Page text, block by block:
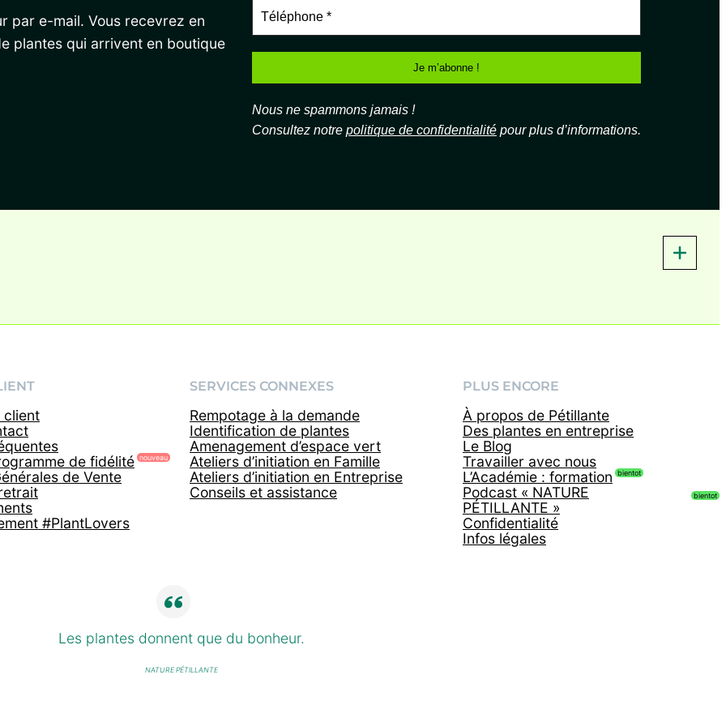
par e-mail. Vous recevrez en
plantes qui arrivent en boutique
Nous ne spammons jamais !
Consultez notre politique de confidentialité pour plus d’informations.
client
de fidélité
de Vente
#PlantLovers
SERVICES CONNEXES
Rempotage à la demande
Identification de plantes
Amenagement d’espace vert
Ateliers d’initiation en Famille
Ateliers d’initiation en Entreprise
Conseils et assistance
PLUS ENCORE
À propos de Pétillante
Des plantes en entreprise
Le Blog
Travailler avec nous
L’Académie : formation
Podcast « NATURE
PÉTILLANTE »
Confidentialité
Infos légales
Les plantes donnent que du bonheur.
NATURE PÉTILLANTE